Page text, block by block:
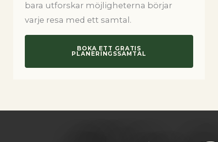
bara utforskar möjligheterna börjar
varje resa med ett samtal.
BOKA ETT GRATIS
PLANERINGSSAMTAL